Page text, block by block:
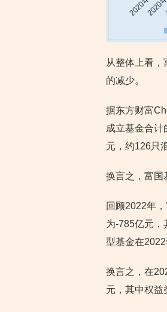
从整体上看，
的减少。
据东方财富
成立基金合计
元，约126只
换言之，富国
回顾2022年
为-785亿元，
型基金在
换言之，在
元，其中权益